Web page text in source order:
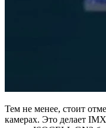
Тем не менее, стоит
камерах. Это делает